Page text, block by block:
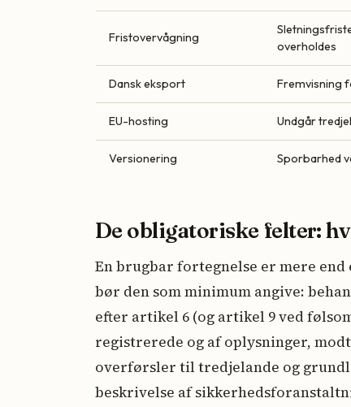
Fristovervågning
overholdes
Dansk eksport Fremvisning
EU-hosting Undgår
Versionering Sporbarhed
De obligatoriske felter:
En brugbar fortegnelse er mere
bør den som minimum angive:
efter artikel 6 (og artikel 9 ved
registrerede og af oplysninger,
overførsler til tredjelande og
beskrivelse af